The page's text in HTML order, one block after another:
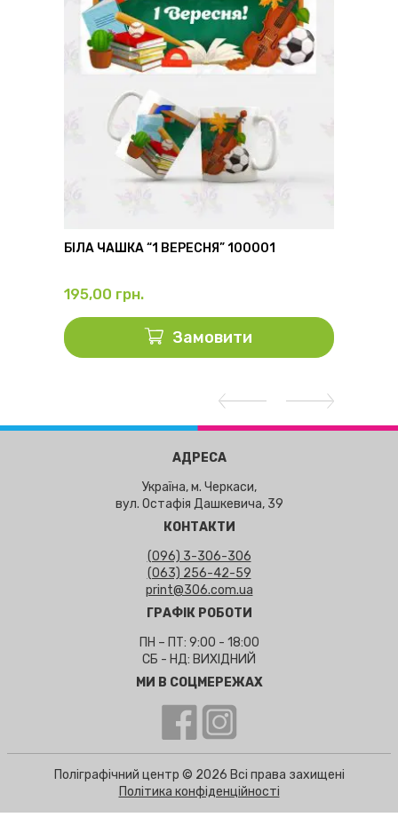
БІЛА ЧАШКА “1 ВЕРЕСНЯ” 100001
195,00 грн.
Замовити
АДРЕСА
Україна, м. Черкаси,
вул. Остафія Дашкевича, 39
КОНТАКТИ
(096) 3-306-306
(063) 256-42-59
print@306.com.ua
ГРАФІК РОБОТИ
ПН – ПТ: 9:00 - 18:00
СБ - НД: ВИХІДНИЙ
МИ В СОЦМЕРЕЖАХ
Поліграфічний центр © 2026 Всі права захищені
Політика конфіденційності